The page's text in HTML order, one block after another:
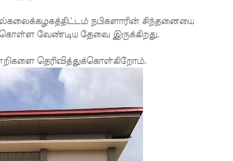
நபிகளாரின் சிந்தனையை
கொள்ள வேண்டிய தேவை இருக்கிறது.
தெரிவித்துக்கொள்கிறோம்.